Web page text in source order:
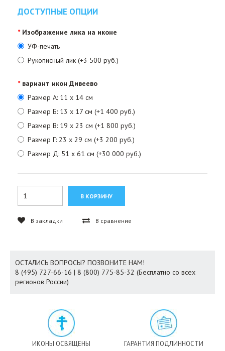
ДОСТУПНЫЕ ОПЦИИ
Изображение лика на иконе
УФ-печать
Рукописный лик (+3 500 руб.)
вариант икон Дивеево
Размер А: 11 х 14 см
Размер Б: 13 х 17 см (+1 400 руб.)
Размер В: 19 х 23 см (+1 800 руб.)
Размер Г: 23 х 29 см (+3 200 руб.)
Размер Д: 51 х 61 см (+30 000 руб.)
В закладки В сравнение
ОСТАЛИСЬ ВОПРОСЫ? ПОЗВОНИТЕ НАМ!
8 (495) 727-66-16 | 8 (800) 775-85-32 (Бесплатно со всех
регионов России)
ИКОНЫ ОСВЯЩЕНЫ ГАРАНТИЯ ПОДЛИННОСТИ